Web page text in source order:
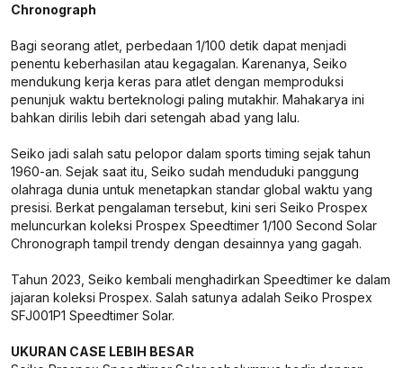
Chronograph
Bagi seorang atlet, perbedaan 1/100 detik dapat menjadi
penentu keberhasilan atau kegagalan. Karenanya, Seiko
mendukung kerja keras para atlet dengan memproduksi
penunjuk waktu berteknologi paling mutakhir. Mahakarya ini
bahkan dirilis lebih dari setengah abad yang lalu.
Seiko jadi salah satu pelopor dalam sports timing sejak tahun
1960-an. Sejak saat itu, Seiko sudah menduduki panggung
olahraga dunia untuk menetapkan standar global waktu yang
presisi. Berkat pengalaman tersebut, kini seri Seiko Prospex
meluncurkan koleksi Prospex Speedtimer 1/100 Second Solar
Chronograph tampil trendy dengan desainnya yang gagah.
Tahun 2023, Seiko kembali menghadirkan Speedtimer ke dalam
jajaran koleksi Prospex. Salah satunya adalah Seiko Prospex
SFJ001P1 Speedtimer Solar.
UKURAN CASE LEBIH BESAR